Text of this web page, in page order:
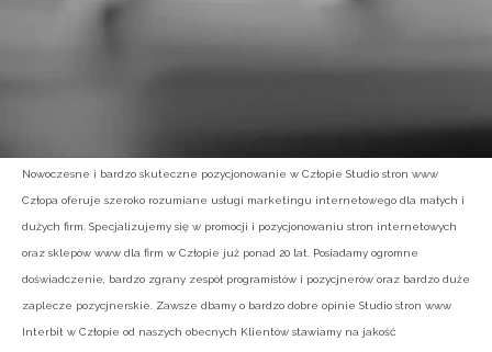
Nowoczesne i bardzo skuteczne pozycjonowanie w Człopie Studio stron www
Człopa oferuje szeroko rozumiane usługi marketingu internetowego dla małych i
dużych firm. Specjalizujemy się w promocji i pozycjonowaniu stron internetowych
oraz sklepów www dla firm w Człopie już ponad 20 lat. Posiadamy ogromne
doświadczenie, bardzo zgrany zespół programistów i pozycjnerów oraz bardzo duże
zaplecze pozycjnerskie. Zawsze dbamy o bardzo dobre opinie Studio stron www
Interbit w Człopie od naszych obecnych Klientów stawiamy na jakość